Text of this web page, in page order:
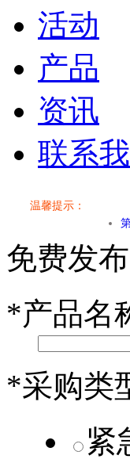
活动
产品
资讯
联系
温馨提示：
免费发
*产品名
*采购类
紧